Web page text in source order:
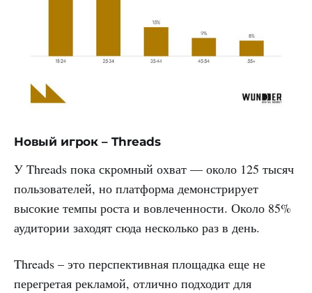
Новый игрок – Threads
У Threads пока скромный охват — около 125 тысяч
пользователей, но платформа демонстрирует
высокие темпы роста и вовлеченности. Около 85%
аудитории заходят сюда несколько раз в день.
Threads – это перспективная площадка еще не
перегретая рекламой, отлично подходит для